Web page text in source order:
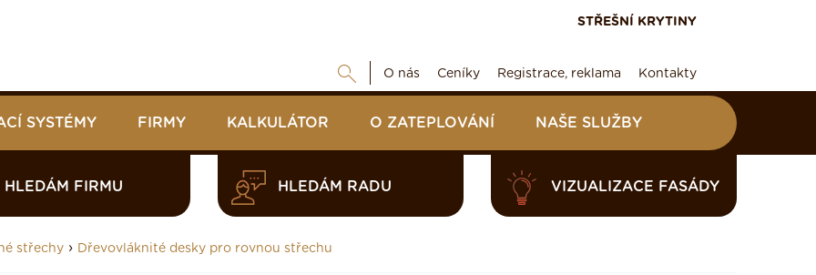
STŘEŠNÍ KRYTINY
O nás Ceníky Registrace, reklama Kontakty
SYSTÉMY FIRMY KALKULÁTOR O ZATEPLOVÁNÍ NAŠE SLUŽBY
HLEDÁM FIRMU HLEDÁM RADU VIZUALIZACE FASÁDY
střechy › Dřevovláknité desky pro rovnou střechu